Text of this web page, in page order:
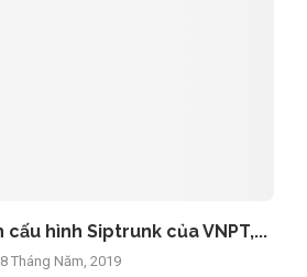
hình Siptrunk của VNPT,...
8 Tháng Năm, 2019